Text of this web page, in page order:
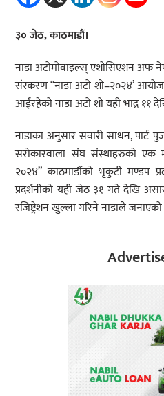
३० जेठ, काठमाडौं।
नाडा अटोमोवाइल्स् एशोसिएशन अफ
संस्करण “नाडा अटो शो–२०२४’
आईरहेको नाडा अटो शो यही भाद्र ११
नाडाका अनुसार सवारी साधन, पार्ट
सरोकारवाला संघ संस्थाहरुको एक
२०२४” काठमाडौंको भृकुटी मण्डप
प्रदर्शनीको यही जेठ ३१ गते देखि
रजिष्ट्रेशन खुल्ला गरिने नाडाले